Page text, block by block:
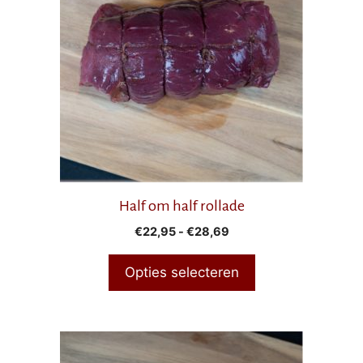
Half om half rollade
€22,95 - €28,69Prijsklasse:
€28,69
Opties selecteren